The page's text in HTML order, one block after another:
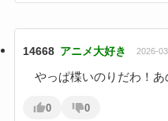
14668 アニメ大好き 2026-
やっぱ楪いのりだわ！
0 0